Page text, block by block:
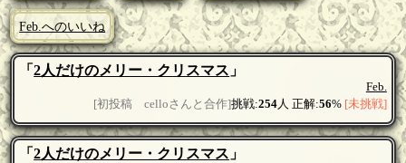
Feb.へのいいね
「2人だけのメリー・クリスマス 」
Feb.
挑戦:254人 正解:56% [未挑戦]
[初投稿 celloさんと合作]
「2人だけのメリー・クリスマス 」